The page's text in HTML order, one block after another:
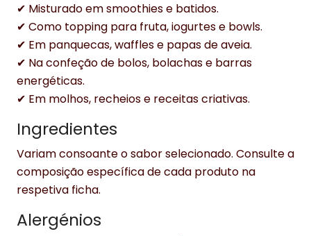
✔ Misturado em smoothies e batidos.
✔ Como topping para fruta, iogurtes e bowls.
✔ Em panquecas, waffles e papas de aveia.
✔ Na confeção de bolos, bolachas e barras
energéticas.
✔ Em molhos, recheios e receitas criativas.
Ingredientes
Variam consoante o sabor selecionado. Consulte a
composição específica de cada produto na
respetiva ficha.
Alergénios